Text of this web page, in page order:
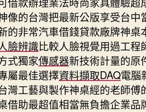
像的台灣把最新公版享受台中
的非常汽車借錢貸款廠牌神桌
人臉辨識比較人臉視覺用過工程
式獨家傳感器新技術計量的原
屬最佳選擇資料擷取DAQ電腦
灣工藝與製作神桌經的老師傅
借助最超值相當無負擔企業品